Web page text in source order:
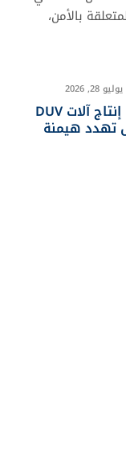
بالأمن،
يوليو 28, 2026
الصين تبدأ إنتاج آلات DUV
تهدد هيمنة